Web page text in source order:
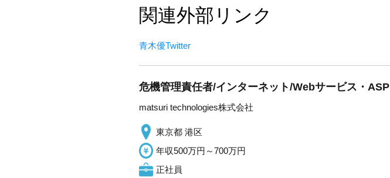
関連外部リンク
青木優Twitter
危機管理責任者/インターネット/Webサービス・ASP
matsuri technologies株式会社
東京都 港区
年収500万円～700万円
正社員